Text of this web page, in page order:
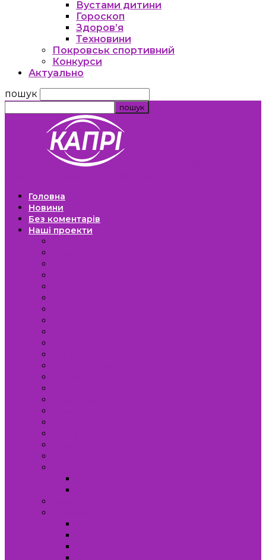
Вустами дитини
Гороскоп
Здоров’я
Техновини
Покровськ спортивний
Конкурси
Актуально
пошук
Головна
Новини
Без коментарів
Наші проекти